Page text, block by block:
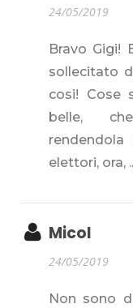
24/05/2019
Bravo Gigi!
sollecitato
cosi! Cose
belle,
elettori, ora,
Micol
24/05/2019
Non sono